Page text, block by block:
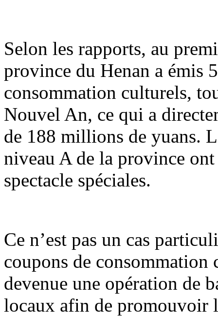
Selon les rapports, au
province du Henan a émis
consommation culturels,
Nouvel An, ce qui a
de 188 millions de yuans.
niveau A de la province
spectacle spéciales.
Ce n’est pas un cas
coupons de
devenue une opération de
locaux afin de promouvoir